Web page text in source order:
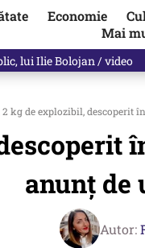
Economie
Mai
Badea: E o minciună
kg de explozibil, descoperit
anunț de
Autor: